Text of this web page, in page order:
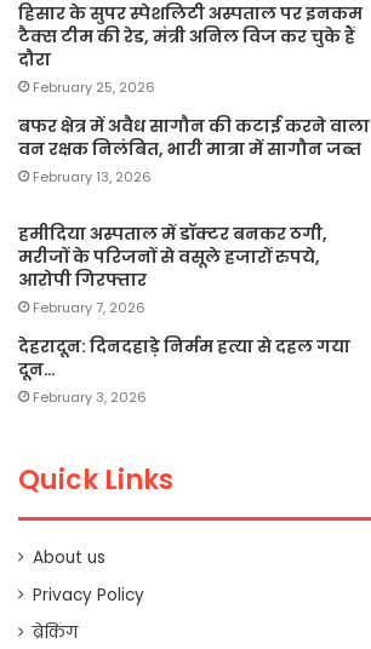
हिसार के सुपर स्पेशलिटी अस्पताल पर इनकम
टैक्स टीम की रेड, मंत्री अनिल विज कर चुके हैं
दौरा
February 25, 2026
बफर क्षेत्र में अवैध सागौन की कटाई करने वाला
वन रक्षक निलंबित, भारी मात्रा में सागौन जब्त
February 13, 2026
हमीदिया अस्पताल में डॉक्टर बनकर ठगी,
मरीजों के परिजनों से वसूले हजारों रुपये,
आरोपी गिरफ्तार
February 7, 2026
देहरादून: दिनदहाड़े निर्मम हत्या से दहल गया
दून…
February 3, 2026
Quick Links
About us
Privacy Policy
ब्रेकिंग